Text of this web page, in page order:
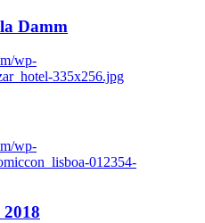
Damm
wp-
335x256.jpg
wp-
012354-